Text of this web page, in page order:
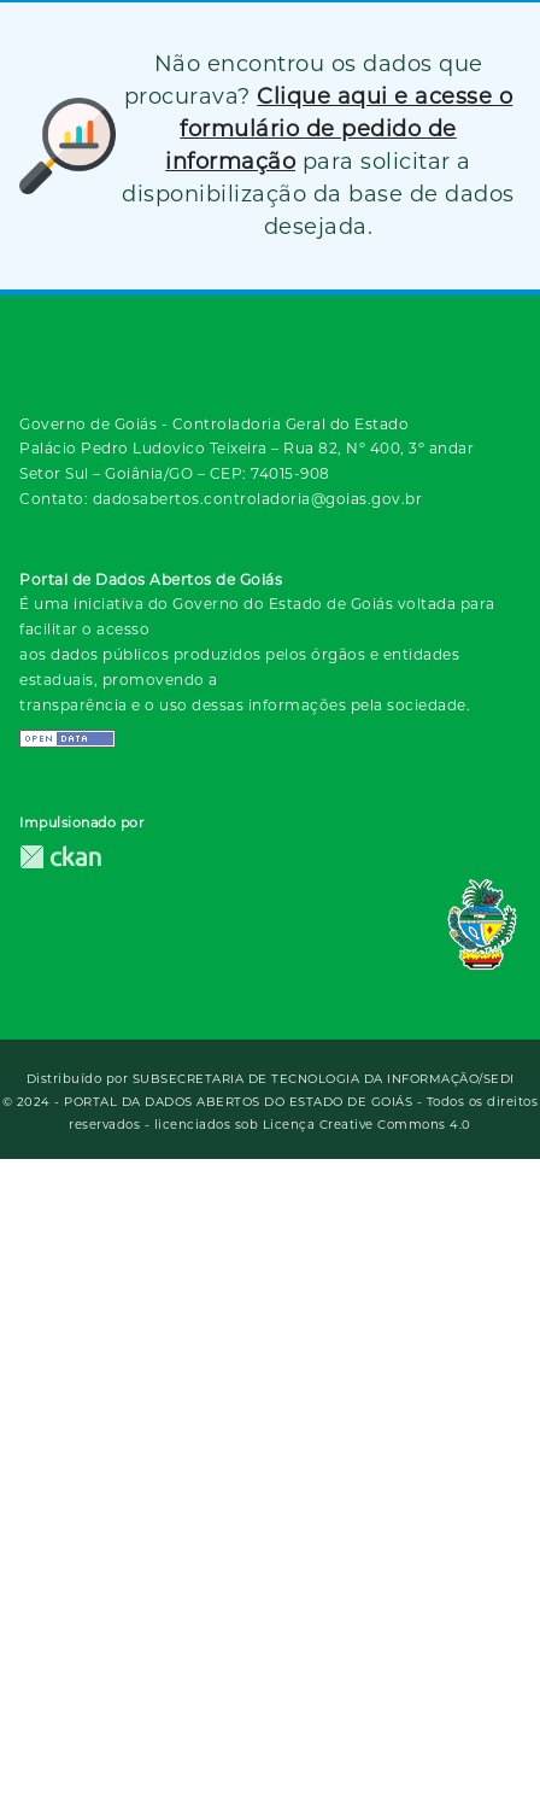
Não encontrou os dados que
procurava? Clique aqui e acesse o
formulário de pedido de
informação para solicitar a
disponibilização da base de dados
desejada.
Governo de Goiás - Controladoria Geral do Estado
Palácio Pedro Ludovico Teixeira – Rua 82, Nº 400, 3º andar
Setor Sul – Goiânia/GO – CEP: 74015-908
Contato: dadosabertos.controladoria@goias.gov.br
Portal de Dados Abertos de Goiás
É uma iniciativa do Governo do Estado de Goiás voltada para
facilitar o acesso
aos dados públicos produzidos pelos órgãos e entidades
estaduais, promovendo a
transparência e o uso dessas informações pela sociedade.
Impulsionado por
Distribuído por SUBSECRETARIA DE TECNOLOGIA DA INFORMAÇÃO/SEDI
© 2024 - PORTAL DA DADOS ABERTOS DO ESTADO DE GOIÁS - Todos os direitos
reservados - licenciados sob Licença Creative Commons 4.0